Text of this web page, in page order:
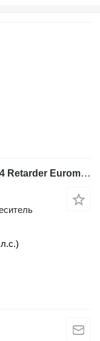
MAN TGS 41.480 TGS 41.480 BB 8x4 Retarder EuromixMTP EM 10 L